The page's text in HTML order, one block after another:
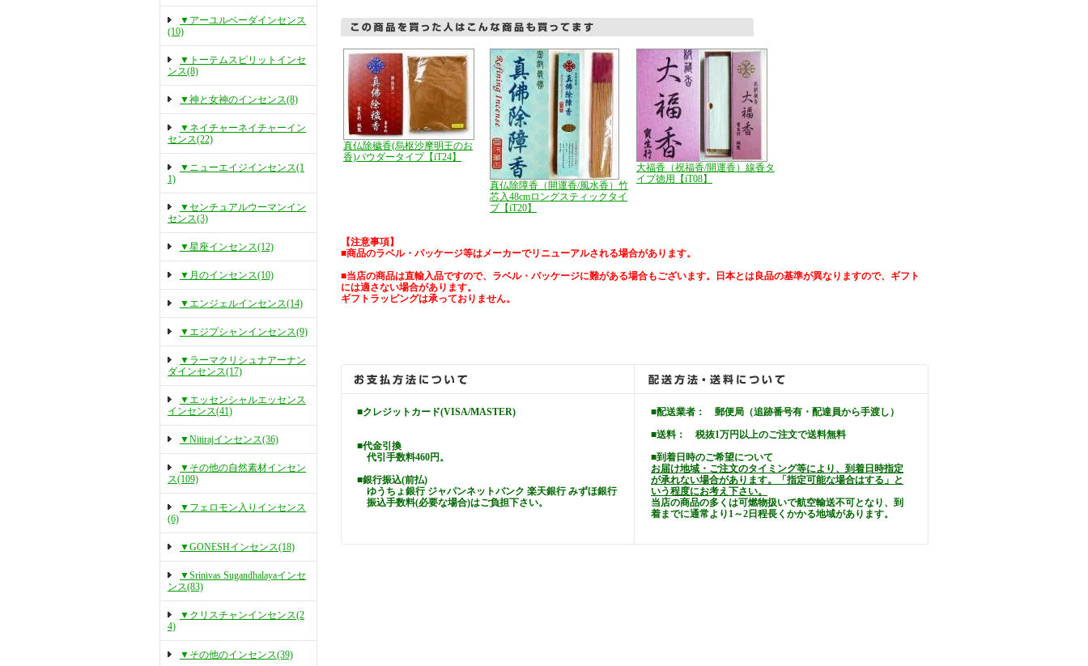
▼アーユルベーダインセンス
(10)
▼トーテムスピリットインセ
ンス(8)
▼神と女神のインセンス(8)
▼ネイチャーネイチャーイン
センス(22)
▼ニューエイジインセンス(1
1)
▼センチュアルウーマンイン
センス(3)
▼星座インセンス(12)
▼月のインセンス(10)
▼エンジェルインセンス(14)
▼エジプシャンインセンス(9)
▼ラーマクリシュナアーナン
ダインセンス(17)
▼エッセンシャルエッセンス
インセンス(41)
▼Nitirajインセンス(36)
▼その他の自然素材インセン
ス(109)
▼フェロモン入りインセンス
(6)
▼GONESHインセンス(18)
▼Srinivas Sugandhalayaインセ
ンス(83)
▼クリスチャンインセンス(2
4)
▼その他のインセンス(39)
真仏除穢香(烏枢沙摩明王のお
香)パウダータイプ【iT24】
真仏除障香（開運香/風水香）竹
芯入48cmロングスティックタイ
プ【iT20】
大福香（祝福香/開運香）線香タ
イプ徳用【iT08】
【注意事項】
■商品のラベル・パッケージ等はメーカーでリニューアルされる場合があります。
■当店の商品は直輸入品ですので、ラベル・パッケージに難がある場合もございます。日本とは良品の基準が異なりますので、ギフト
には適さない場合があります。
ギフトラッピングは承っておりません。
■クレジットカード(VISA/MASTER)
■代金引換
代引手数料460円。
■銀行振込(前払)
ゆうちょ銀行 ジャパンネットバンク 楽天銀行 みずほ銀行
振込手数料(必要な場合)はご負担下さい。
■配送業者： 郵便局（追跡番号有・配達員から手渡し）
■送料： 税抜1万円以上のご注文で送料無料
■到着日時のご希望について
お届け地域・ご注文のタイミング等により、到着日時指定
が承れない場合があります。「指定可能な場合はする」と
いう程度にお考え下さい。
当店の商品の多くは可燃物扱いで航空輸送不可となり、到
着までに通常より1～2日程長くかかる地域があります。